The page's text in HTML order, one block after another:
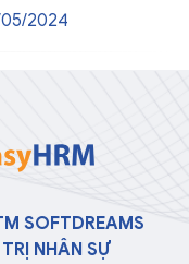
2024
SOFTDREAMS
NHÂN SỰ